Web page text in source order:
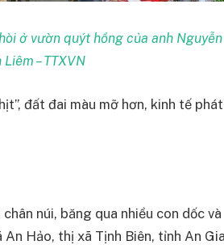
ở vườn quýt hồng của anh Nguyễn
– TTXVN
đất đai màu mỡ hơn, kinh tế phát
núi, băng qua nhiều con dốc và
Hảo, thị xã Tịnh Biên, tỉnh An